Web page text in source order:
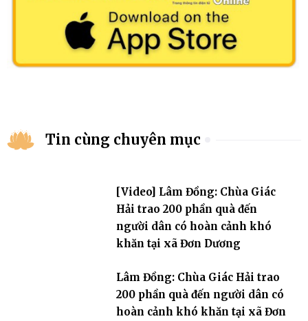
Tin cùng chuyên mục
[Video] Lâm Đồng: Chùa Giác
Hải trao 200 phần quà đến
người dân có hoàn cảnh khó
khăn tại xã Đơn Dương
Lâm Đồng: Chùa Giác Hải trao
200 phần quà đến người dân có
hoàn cảnh khó khăn tại xã Đơn